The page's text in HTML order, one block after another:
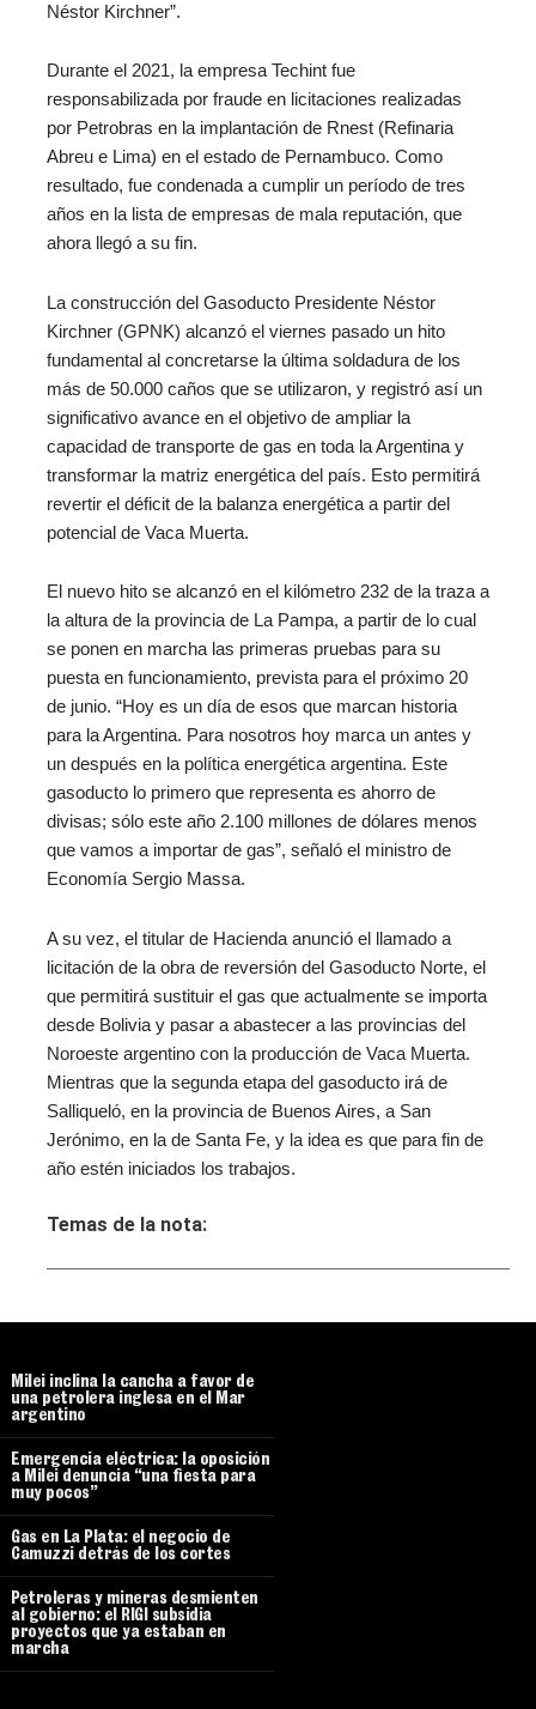
Néstor Kirchner”.
Durante el 2021, la empresa Techint fue
responsabilizada por fraude en licitaciones realizadas
por Petrobras en la implantación de Rnest (Refinaria
Abreu e Lima) en el estado de Pernambuco. Como
resultado, fue condenada a cumplir un período de tres
años en la lista de empresas de mala reputación, que
ahora llegó a su fin.
La construcción del Gasoducto Presidente Néstor
Kirchner (GPNK) alcanzó el viernes pasado un hito
fundamental al concretarse la última soldadura de los
más de 50.000 caños que se utilizaron, y registró así un
significativo avance en el objetivo de ampliar la
capacidad de transporte de gas en toda la Argentina y
transformar la matriz energética del país. Esto permitirá
revertir el déficit de la balanza energética a partir del
potencial de Vaca Muerta.
El nuevo hito se alcanzó en el kilómetro 232 de la traza a
la altura de la provincia de La Pampa, a partir de lo cual
se ponen en marcha las primeras pruebas para su
puesta en funcionamiento, prevista para el próximo 20
de junio. “Hoy es un día de esos que marcan historia
para la Argentina. Para nosotros hoy marca un antes y
un después en la política energética argentina. Este
gasoducto lo primero que representa es ahorro de
divisas; sólo este año 2.100 millones de dólares menos
que vamos a importar de gas”, señaló el ministro de
Economía Sergio Massa.
A su vez, el titular de Hacienda anunció el llamado a
licitación de la obra de reversión del Gasoducto Norte, el
que permitirá sustituir el gas que actualmente se importa
desde Bolivia y pasar a abastecer a las provincias del
Noroeste argentino con la producción de Vaca Muerta.
Mientras que la segunda etapa del gasoducto irá de
Salliqueló, en la provincia de Buenos Aires, a San
Jerónimo, en la de Santa Fe, y la idea es que para fin de
año estén iniciados los trabajos.
Temas de la nota:
Milei inclina la cancha a favor de
una petrolera inglesa en el Mar
argentino
Emergencia eléctrica: la oposición
a Milei denuncia “una fiesta para
muy pocos”
Gas en La Plata: el negocio de
Camuzzi detrás de los cortes
Petroleras y mineras desmienten
al gobierno: el RIGI subsidia
proyectos que ya estaban en
marcha